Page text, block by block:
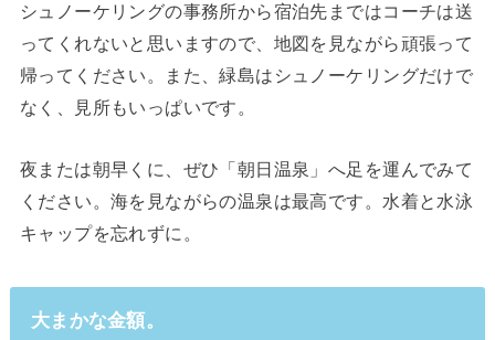
シュノーケリングの事務所から宿泊先まではコーチは送
ってくれないと思いますので、地図を見ながら頑張って
帰ってください。また、緑島はシュノーケリングだけで
なく、見所もいっぱいです。
夜または朝早くに、ぜひ「朝日温泉」へ足を運んでみて
ください。海を見ながらの温泉は最高です。水着と水泳
キャップを忘れずに。
大まかな金額。